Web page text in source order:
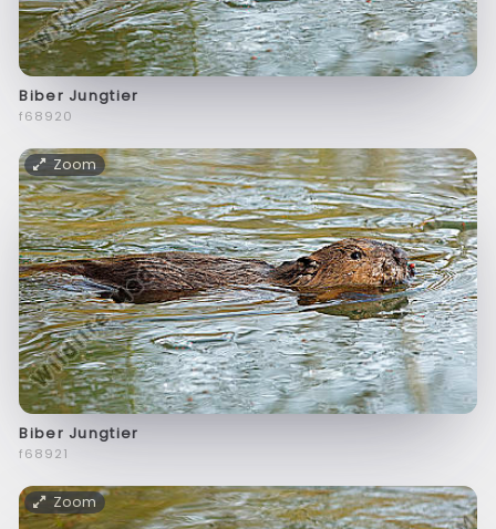
Biber Jungtier
f68920
Zoom
Biber Jungtier
f68921
Zoom